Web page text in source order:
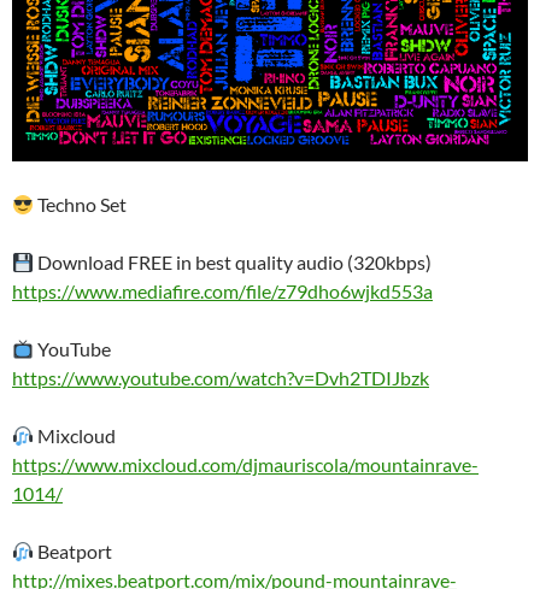
Techno Set
Download FREE in best quality audio (320kbps)
https://www.mediafire.com/file/z79dho6wjkd553a
YouTube
https://www.youtube.com/watch?v=Dvh2TDIJbzk
Mixcloud
https://www.mixcloud.com/djmauriscola/mountainrave-
1014/
Beatport
http://mixes.beatport.com/mix/pound-mountainrave-